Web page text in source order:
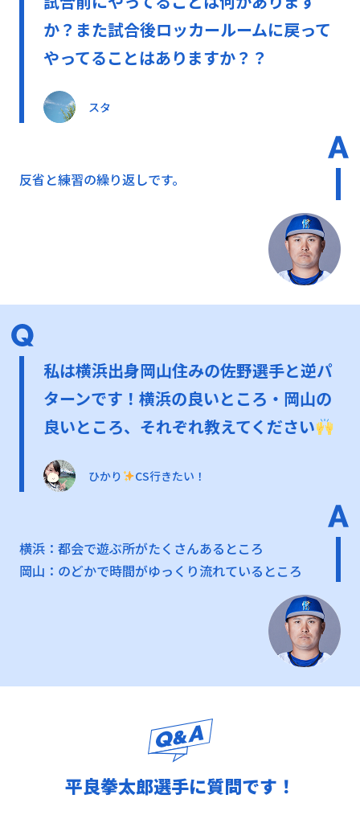
か？また試合後ロッカールームに戻って
やってることはありますか？？
スタ
反省と練習の繰り返しです。
私は横浜出身岡山住みの佐野選手と逆パ
ターンです！横浜の良いところ・岡山の
良いところ、それぞれ教えてください
ひかり CS行きたい！
横浜：都会で遊ぶ所がたくさんあるところ
岡山：のどかで時間がゆっくり流れているところ
平良拳太郎選手に質問です！